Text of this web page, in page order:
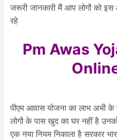
जरूरी जानकारी मैं आप लोगों को
रहे
Pm Awas
पीएम आवास योजना का लाभ अभी
लोगों के पास खुद का घर नहीं है
एक नया नियम निकाला है सरकार